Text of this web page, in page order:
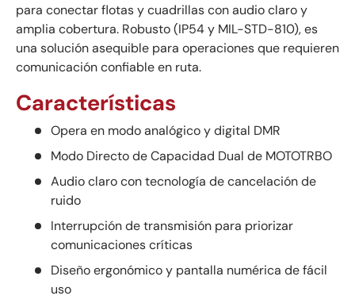
para conectar flotas y cuadrillas con audio claro y
amplia cobertura. Robusto (IP54 y MIL-STD-810), es
una solución asequible para operaciones que requieren
comunicación confiable en ruta.
Características
Opera en modo analógico y digital DMR
Modo Directo de Capacidad Dual de MOTOTRBO
Audio claro con tecnología de cancelación de
ruido
Interrupción de transmisión para priorizar
comunicaciones críticas
Diseño ergonómico y pantalla numérica de fácil
uso